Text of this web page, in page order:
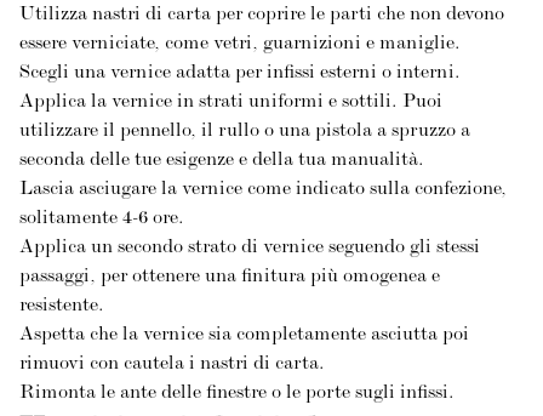
Utilizza nastri di carta per coprire le parti che non devono
essere verniciate, come vetri, guarnizioni e maniglie.
Scegli una vernice adatta per infissi esterni o interni.
Applica la vernice in strati uniformi e sottili. Puoi
utilizzare il pennello, il rullo o una pistola a spruzzo a
seconda delle tue esigenze e della tua manualità.
Lascia asciugare la vernice come indicato sulla confezione,
solitamente 4-6 ore.
Applica un secondo strato di vernice seguendo gli stessi
passaggi, per ottenere una finitura più omogenea e
resistente.
Aspetta che la vernice sia completamente asciutta poi
rimuovi con cautela i nastri di carta.
Rimonta le ante delle finestre o le porte sugli infissi.